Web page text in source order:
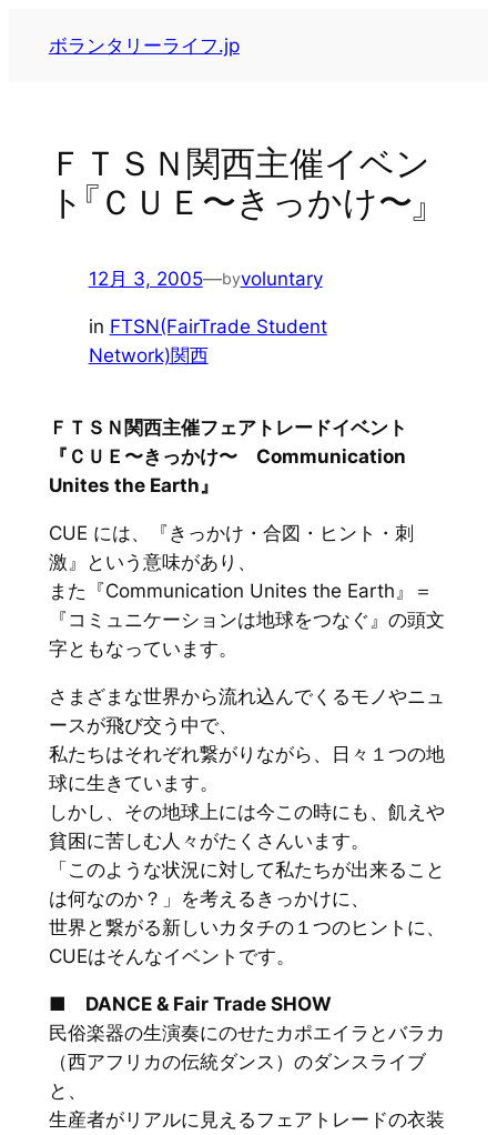
ボランタリーライフ.jp
ＦＴＳＮ関西主催イベン
ト『ＣＵＥ〜きっかけ〜』
12月 3, 2005—byvoluntary
in FTSN(FairTrade Student
Network)関西
ＦＴＳＮ関西主催フェアトレードイベント
『ＣＵＥ〜きっかけ〜 Communication
Unites the Earth』
CUE には、『きっかけ・合図・ヒント・刺
激』という意味があり、
また『Communication Unites the Earth』＝
『コミュニケーションは地球をつなぐ』の頭文
字ともなっています。
さまざまな世界から流れ込んでくるモノやニュ
ースが飛び交う中で、
私たちはそれぞれ繋がりながら、日々１つの地
球に生きています。
しかし、その地球上には今この時にも、飢えや
貧困に苦しむ人々がたくさんいます。
「このような状況に対して私たちが出来ること
は何なのか？」を考えるきっかけに、
世界と繋がる新しいカタチの１つのヒントに、
CUEはそんなイベントです。
■ DANCE & Fair Trade SHOW
民俗楽器の生演奏にのせたカポエイラとバラカ
（西アフリカの伝統ダンス）のダンスライブ
と、
生産者がリアルに見えるフェアトレードの衣装